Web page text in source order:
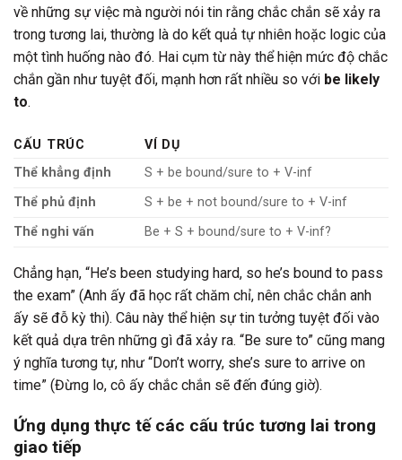
về những sự việc mà người nói tin rằng chắc chắn sẽ xảy ra
trong tương lai, thường là do kết quả tự nhiên hoặc logic của
một tình huống nào đó. Hai cụm từ này thể hiện mức độ chắc
chắn gần như tuyệt đối, mạnh hơn rất nhiều so với be likely
to.
CẤU TRÚC
VÍ DỤ
Thể khẳng định
S + be bound/sure to + V-inf
Thể phủ định
S + be + not bound/sure to + V-inf
Thể nghi vấn
Be + S + bound/sure to + V-inf?
Chẳng hạn, “He’s been studying hard, so he’s bound to pass
the exam” (Anh ấy đã học rất chăm chỉ, nên chắc chắn anh
ấy sẽ đỗ kỳ thi). Câu này thể hiện sự tin tưởng tuyệt đối vào
kết quả dựa trên những gì đã xảy ra. “Be sure to” cũng mang
ý nghĩa tương tự, như “Don’t worry, she’s sure to arrive on
time” (Đừng lo, cô ấy chắc chắn sẽ đến đúng giờ).
Ứng dụng thực tế các cấu trúc tương lai trong
giao tiếp